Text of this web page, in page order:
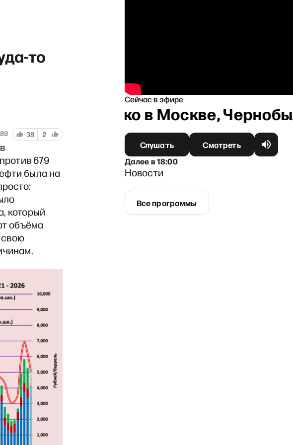
то
38 2
679
была на
который
объёма
свою
Сейчас в эфире
в бреду, громко в Москве,
Слушать
Смотреть
Далеев18:00
Новости
Все программы